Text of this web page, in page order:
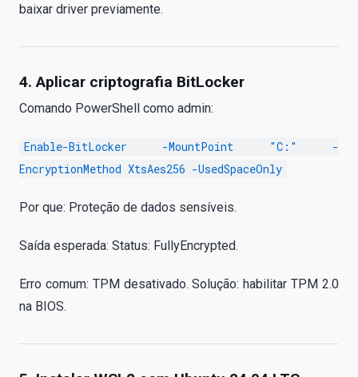
baixar driver previamente.
4. Aplicar criptografia BitLocker
Comando PowerShell como admin:
Enable-BitLocker -MountPoint "C:" -
EncryptionMethod XtsAes256 -UsedSpaceOnly
Por que: Proteção de dados sensíveis.
Saída esperada: Status: FullyEncrypted.
Erro comum: TPM desativado. Solução: habilitar TPM 2.0
na BIOS.